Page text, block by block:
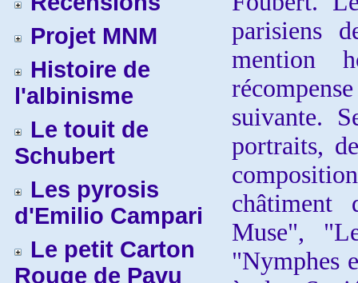
Projet MNM
Histoire de
l'albinisme
Le touit de
Schubert
Les pyrosis
d'Emilio Campari
Le petit Carton
Rouge de Pavu
parisiens
mention
suivante.
portraits,
châtiment
Muse",
"Nymphes